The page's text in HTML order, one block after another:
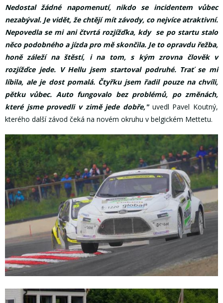
Nedostal žádné napomenutí, nikdo se incidentem vůbec
nezabýval. Je vidět, že chtějí mít závody, co nejvíce atraktivní.
Nepovedla se mi ani čtvrtá rozjížďka, kdy se po startu stalo
něco podobného a jízda pro mě skončila. Je to opravdu řežba,
honě záleží na štěstí, i na tom, s kým zrovna člověk v
rozjížďce jede. V Hellu jsem startoval podruhé. Trať se mi
líbila, ale je dost pomalá. Čtyřku jsem řadil pouze na chvíli,
pětku vůbec. Auto fungovalo bez problémů, po změnách,
které jsme provedli v zimě jede dobře," uvedl Pavel Koutný,
kterého další závod čeká na novém okruhu v belgickém Mettetu.